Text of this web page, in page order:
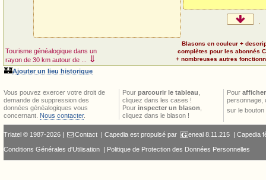
Tourisme généalogique dans un
rayon de 30 km autour de ...
⇓
🏰Ajouter un lieu historique
Blasons en couleur +
complètes pour les abonnés
+ nombreuses autres
Vous pouvez exercer votre droit de
demande de suppression des
données généalogiques vous
concernant. Nous contacter.
Pour parcourir le tableau
cliquez dans les cases !
Pour inspecter un blason
cliquez dans le blason !
Pour
personnage,
sur le bouton
Triatel © 1987-2026 | Contact | Capedia est propulsé par eneal8.11.215 | Capedia
Conditions Générales d'Utilisation | Politique de Protection des Données Personnelles